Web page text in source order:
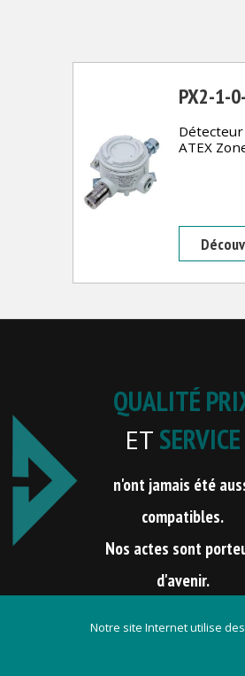
Notre site Internet utilise
PX2-1-
ATEX
QUALITÉ
ET SERVICE
n'ont jamais été
compatibles.
Nos actes sont
d'avenir.